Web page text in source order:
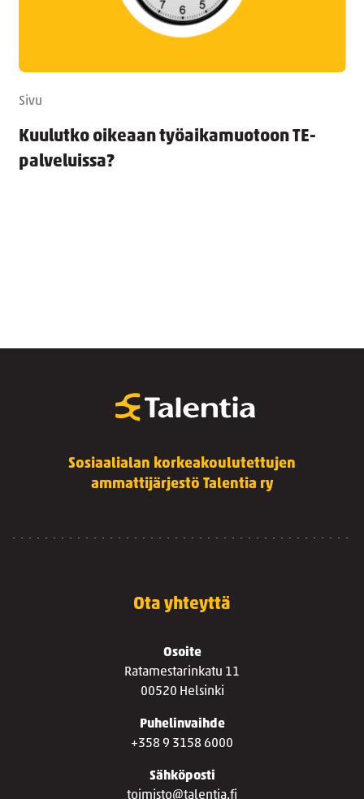
Sivu
Kuulutko oikeaan työaikamuotoon TE-
palveluissa?
Sosiaalialan korkeakoulutettujen
ammattijärjestö Talentia ry
Ota yhteyttä
Osoite
Ratamestarinkatu 11
00520 Helsinki
Puhelinvaihde
+358 9 3158 6000
Sähköposti
toimisto@talentia.fi